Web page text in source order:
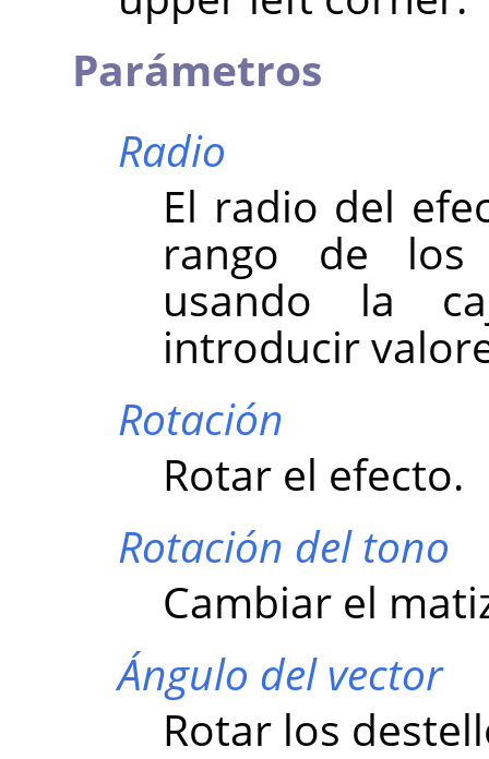
Parámetros
Radio
El radio del
rango de los
usando la
introducir
Rotación
Rotar el efecto.
Rotación del tono
Cambiar el
Ángulo del vector
Rotar los